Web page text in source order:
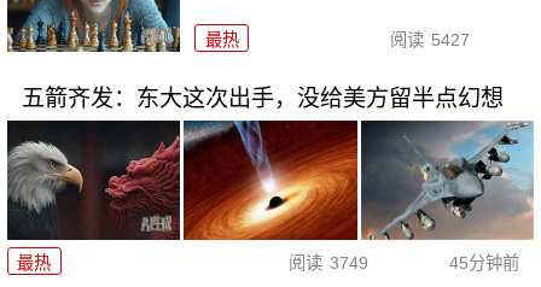
最热 阅读 5427
五箭齐发：东大这次出手，没给美方留半点幻想
最热 阅读 3749 45分钟前